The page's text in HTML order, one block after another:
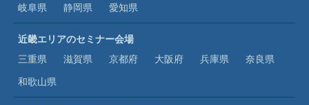
岐阜県
静岡県 愛知県
近畿エリアのセミナー会場
三重県
滋賀県 京都府 大阪府 兵庫県
奈良県
和歌山県